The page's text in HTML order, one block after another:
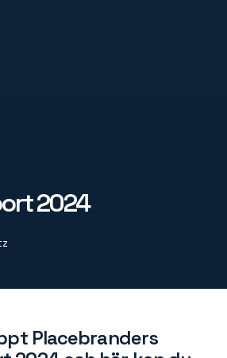
2024
Placebranders